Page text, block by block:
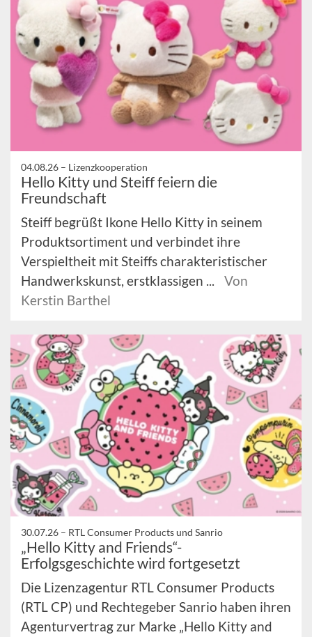
04.08.26 – Lizenzkooperation
Hello Kitty und Steiff feiern die
Freundschaft
Steiff begrüßt Ikone Hello Kitty in seinem
Produktsortiment und verbindet ihre
Verspieltheit mit Steiffs charakteristischer
Handwerkskunst, erstklassigen ...
Von
Kerstin Barthel
30.07.26 – RTL Consumer Products und Sanrio
„Hello Kitty and Friends“-
Erfolgsgeschichte wird fortgesetzt
Die Lizenzagentur RTL Consumer Products
(RTL CP) und Rechtegeber Sanrio haben ihren
Agenturvertrag zur Marke „Hello Kitty and